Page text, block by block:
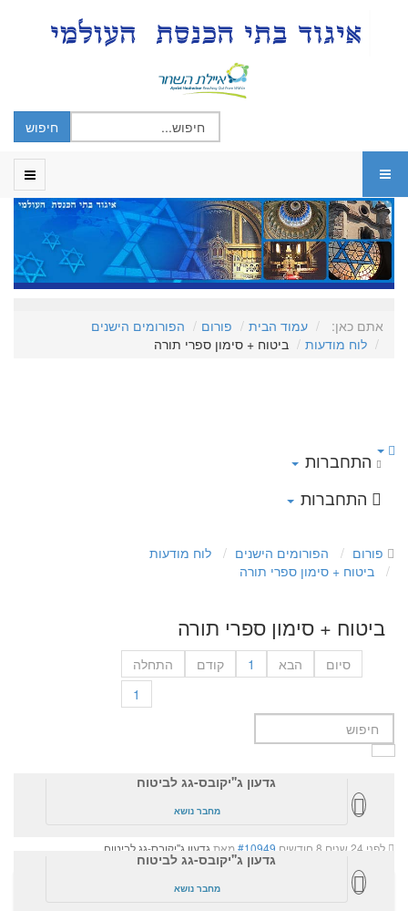
אתם כאן: עמוד הבית פורום
הפורומים הישנים
לוח מודעות
ביטוח + סימון ספרי תורה
התחברות
התחברות
פורום הפורומים הישנים
לוח מודעות
ביטוח + סימון ספרי תורה
ביטוח + סימון ספרי תורה
התחלה קודם 1 הבא
סיום
1
גדעון ג''יקובס-גג לביטוח
מחבר נושא
לפני 24 שנים 8 חודשים #10949מאתגדעון ג''יקובס-גג לביטוח
ביטוח + סימון ספרי תורה נוצר על ידי
גדעון ג''יקובס-גג לביטוח
מחבר נושא